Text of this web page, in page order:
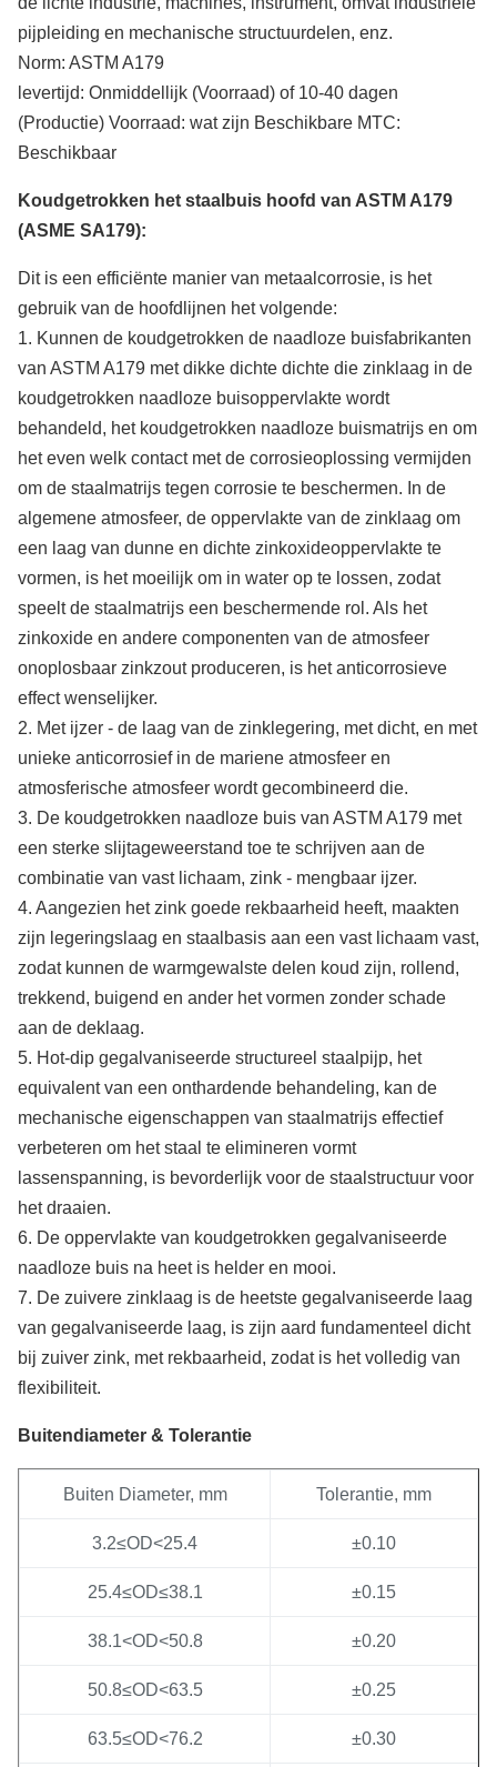
pijpleiding en mechanische structuurdelen, enz.
Norm: ASTM A179
levertijd: Onmiddellijk (Voorraad) of 10-40 dagen
(Productie) Voorraad: wat zijn Beschikbare MTC:
Beschikbaar
Koudgetrokken het staalbuis hoofd van ASTM A179
(ASME SA179):
Dit is een efficiënte manier van metaalcorrosie, is het
gebruik van de hoofdlijnen het volgende:
1. Kunnen de koudgetrokken de naadloze buisfabrikanten
van ASTM A179 met dikke dichte dichte die zinklaag in de
koudgetrokken naadloze buisoppervlakte wordt
behandeld, het koudgetrokken naadloze buismatrijs en om
het even welk contact met de corrosieoplossing vermijden
om de staalmatrijs tegen corrosie te beschermen. In de
algemene atmosfeer, de oppervlakte van de zinklaag om
een laag van dunne en dichte zinkoxideoppervlakte te
vormen, is het moeilijk om in water op te lossen, zodat
speelt de staalmatrijs een beschermende rol. Als het
zinkoxide en andere componenten van de atmosfeer
onoplosbaar zinkzout produceren, is het anticorrosieve
effect wenselijker.
2. Met ijzer - de laag van de zinklegering, met dicht, en met
unieke anticorrosief in de mariene atmosfeer en
atmosferische atmosfeer wordt gecombineerd die.
3. De koudgetrokken naadloze buis van ASTM A179 met
een sterke slijtageweerstand toe te schrijven aan de
combinatie van vast lichaam, zink - mengbaar ijzer.
4. Aangezien het zink goede rekbaarheid heeft, maakten
zijn legeringslaag en staalbasis aan een vast lichaam vast,
zodat kunnen de warmgewalste delen koud zijn, rollend,
trekkend, buigend en ander het vormen zonder schade
aan de deklaag.
5. Hot-dip gegalvaniseerde structureel staalpijp, het
equivalent van een onthardende behandeling, kan de
mechanische eigenschappen van staalmatrijs effectief
verbeteren om het staal te elimineren vormt
lassenspanning, is bevorderlijk voor de staalstructuur voor
het draaien.
6. De oppervlakte van koudgetrokken gegalvaniseerde
naadloze buis na heet is helder en mooi.
7. De zuivere zinklaag is de heetste gegalvaniseerde laag
van gegalvaniseerde laag, is zijn aard fundamenteel dicht
bij zuiver zink, met rekbaarheid, zodat is het volledig van
flexibiliteit.
Buitendiameter & Tolerantie
Buiten Diameter, mm Tolerantie, mm
3.2≤OD<25.4 ±0.10
25.4≤OD≤38.1 ±0.15
38.1<OD<50.8 ±0.20
50.8≤OD<63.5 ±0.25
63.5≤OD<76.2 ±0.30